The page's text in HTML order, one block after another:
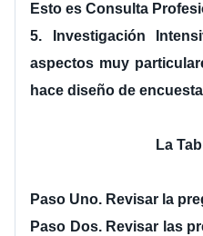
Esto es Consulta
5. Investigación
aspectos muy
hace diseño de
La
Paso Uno. Revisar la
Paso Dos. Revisar las